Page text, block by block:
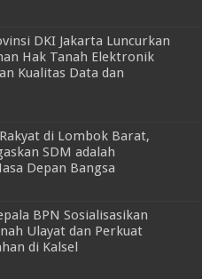
DKI Jakarta Luncurkan
Hak Tanah Elektronik
Kualitas Data dan
di Lombok Barat,
SDM adalah
Depan Bangsa
BPN Sosialisasikan
Ulayat dan Perkuat
di Kalsel